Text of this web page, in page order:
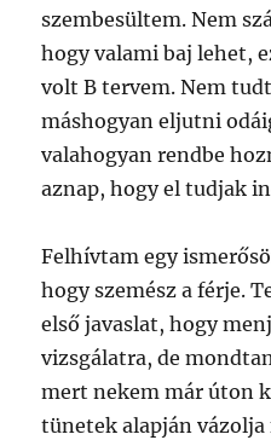
szembesültem. Nem
hogy valami baj lehet,
volt B tervem. Nem
máshogyan eljutni
valahogyan rendbe
aznap, hogy el tudjak
Felhívtam egy
hogy szemész a férje.
első javaslat, hogy
vizsgálatra, de
mert nekem már úton
tünetek alapján